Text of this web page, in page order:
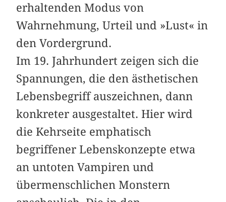
erhaltenden Modus von
Wahrnehmung, Urteil und »Lust« in
den Vordergrund.
Im 19. Jahrhundert zeigen sich die
Spannungen, die den ästhetischen
Lebensbegriff auszeichnen, dann
konkreter ausgestaltet. Hier wird
die Kehrseite emphatisch
begriffener Lebenskonzepte etwa
an untoten Vampiren und
übermenschlichen Monstern